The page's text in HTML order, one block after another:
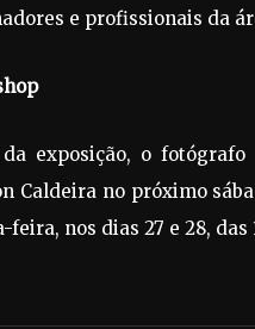
e profissionais da
exposição, o
Caldeira no próximo
feira, nos dias 27 e 28, das